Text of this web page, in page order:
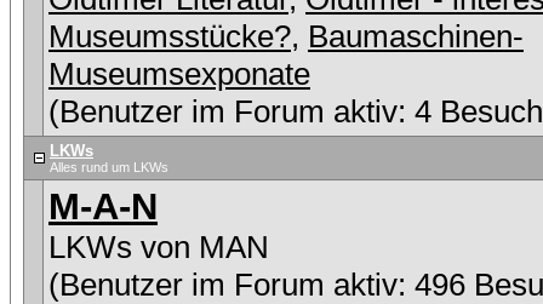
Museumsstücke?, Baumaschinen-
Museumsexponate
(Benutzer im Forum aktiv: 4
LKWs
Alles rund um LKWs
M-A-N
LKWs von MAN
(Benutzer im Forum aktiv: 496